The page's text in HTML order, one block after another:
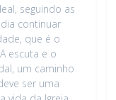
seguindo as
continuar
que é o
escuta e o
um caminho
ser uma